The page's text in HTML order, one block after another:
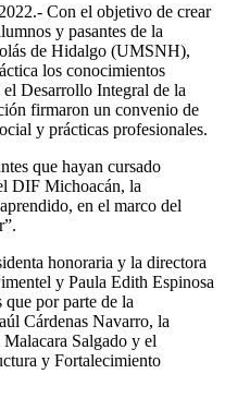
Con el objetivo de crear
y pasantes de la
de Hidalgo (UMSNH),
los conocimientos
Desarrollo Integral de la
firmaron un convenio de
y prácticas profesionales.
que hayan cursado
DIF Michoacán, la
en el marco del
honoraria y la directora
y Paula Edith Espinosa
por parte de la
Cárdenas Navarro, la
Salgado y el
y Fortalecimiento